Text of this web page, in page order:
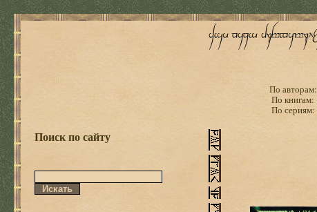
По авторам:
По книгам:
По сериям:
Поиск по сайту